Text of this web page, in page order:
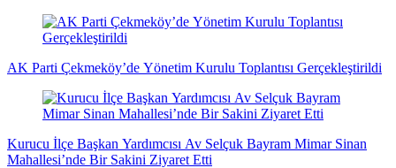
haberleri
haberleri
haberleri
dakika
haberleri
dakika
haberleri
dakika
haberleri
haberler
haberler
haberleri
haberleri
haberleri
AK Parti Çekmeköy’de Yönetim Kurulu Toplantısı Gerçekleştirildi
Kurucu İlçe Başkan Yardımcısı Av Selçuk Bayram Mimar Sinan
Mahallesi’nde Bir Sakini Ziyaret Etti